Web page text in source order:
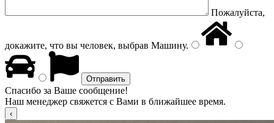
Пожалуйста,
докажите, что вы человек, выбрав Машину.
Спасибо за Ваше сообщение!
Наш менеджер свяжется с Вами в ближайшее время.